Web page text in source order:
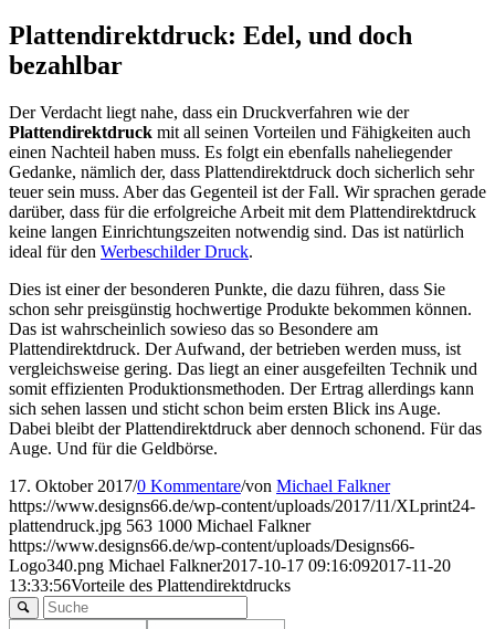
Plattendirektdruck: Edel, und doch
bezahlbar
Der Verdacht liegt nahe, dass ein Druckverfahren wie der
Plattendirektdruck mit all seinen Vorteilen und Fähigkeiten auch
einen Nachteil haben muss. Es folgt ein ebenfalls naheliegender
Gedanke, nämlich der, dass Plattendirektdruck doch sicherlich sehr
teuer sein muss. Aber das Gegenteil ist der Fall. Wir sprachen gerade
darüber, dass für die erfolgreiche Arbeit mit dem Plattendirektdruck
keine langen Einrichtungszeiten notwendig sind. Das ist natürlich
ideal für den Werbeschilder Druck.
Dies ist einer der besonderen Punkte, die dazu führen, dass Sie
schon sehr preisgünstig hochwertige Produkte bekommen können.
Das ist wahrscheinlich sowieso das so Besondere am
Plattendirektdruck. Der Aufwand, der betrieben werden muss, ist
vergleichsweise gering. Das liegt an einer ausgefeilten Technik und
somit effizienten Produktionsmethoden. Der Ertrag allerdings kann
sich sehen lassen und sticht schon beim ersten Blick ins Auge.
Dabei bleibt der Plattendirektdruck aber dennoch schonend. Für das
Auge. Und für die Geldbörse.
17. Oktober 2017/0 Kommentare/von Michael Falkner
https://www.designs66.de/wp-content/uploads/2017/11/XLprint24-
plattendruck.jpg 563 1000 Michael Falkner
https://www.designs66.de/wp-content/uploads/Designs66-
Logo340.png Michael Falkner2017-10-17 09:16:092017-11-20
13:33:56Vorteile des Plattendirektdrucks